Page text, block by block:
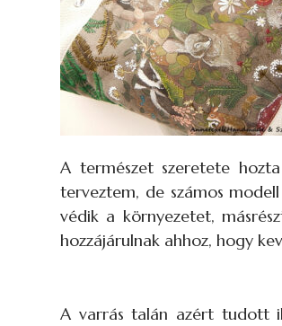
A természet szeretete
terveztem, de számos
védik a környezetet,
hozzájárulnak ahhoz, hogy
A varrás talán azért tudott